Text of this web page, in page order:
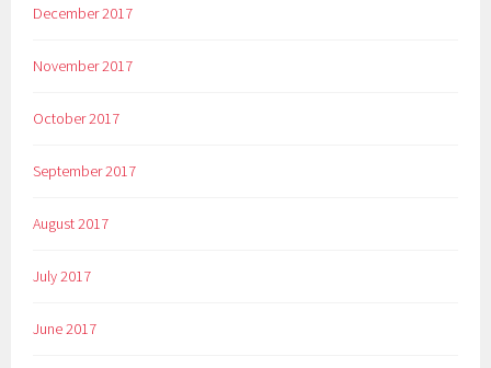
December 2017
November 2017
October 2017
September 2017
August 2017
July 2017
June 2017